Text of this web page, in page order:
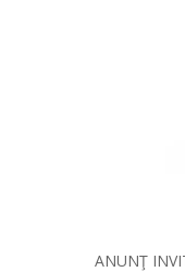
ANUNŢ